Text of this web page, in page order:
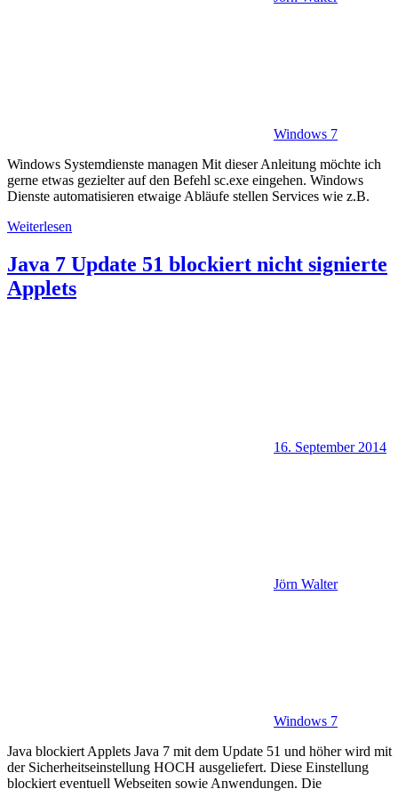
Windows 7
Windows Systemdienste managen Mit dieser Anleitung möchte ich
gerne etwas gezielter auf den Befehl sc.exe eingehen. Windows
Dienste automatisieren etwaige Abläufe stellen Services wie z.B.
Weiterlesen
Java 7 Update 51 blockiert nicht signierte
Applets
16. September 2014
Jörn Walter
Windows 7
Java blockiert Applets Java 7 mit dem Update 51 und höher wird mit
der Sicherheitseinstellung HOCH ausgeliefert. Diese Einstellung
blockiert eventuell Webseiten sowie Anwendungen. Die